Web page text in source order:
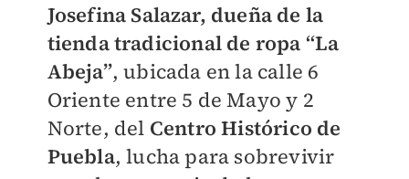
Josefina Salazar, dueña de la
tienda tradicional de ropa “La
Abeja”, ubicada en la calle 6
Oriente entre 5 de Mayo y 2
Norte, del Centro Histórico de
Puebla, lucha para sobrevivir